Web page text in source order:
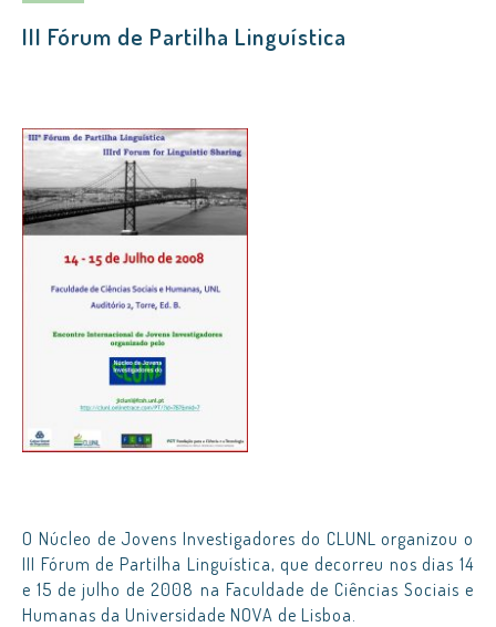
CLUNL
III Fórum de Partilha Linguística
O Núcleo de Jovens Investigadores do CLUNL organizou o
III Fórum de Partilha Linguística, que decorreu nos dias 14
e 15 de julho de 2008 na Faculdade de Ciências Sociais e
Humanas da Universidade NOVA de Lisboa.